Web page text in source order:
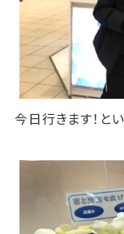
今日行きます！と